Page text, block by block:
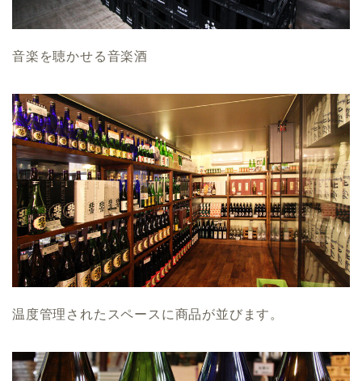
音楽を聴かせる音楽酒
温度管理されたスペースに商品が並びます。